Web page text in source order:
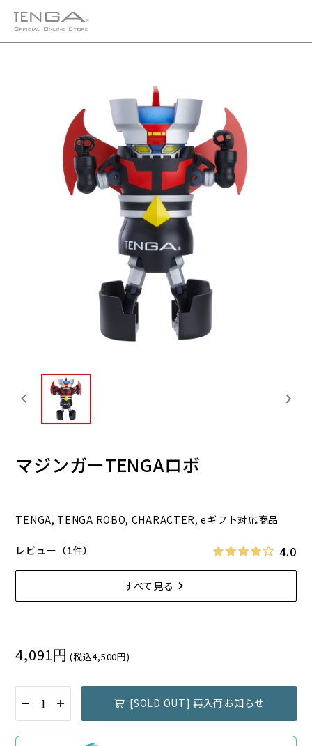
マジンガーTENGAロボ
TENGA, TENGA ROBO, CHARACTER, eギフト対応商品
レビュー（1件） 4.0
すべて見る
4,091円 (税込4,500円)
[SOLD OUT] 再入荷お知らせ